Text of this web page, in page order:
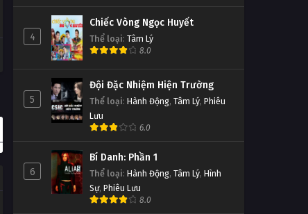
4
Chiếc Vòng Ngọc Huyết
Thể loại: Tâm Lý
8.0
5
Đội Đặc Nhiệm Hiện Trường
Thể loại: Hành Động, Tâm Lý, Phiêu
Lưu
6.0
6
Bí Danh: Phần 1
Thể loại: Hành Động, Tâm Lý, Hình
Sự, Phiêu Lưu
8.0